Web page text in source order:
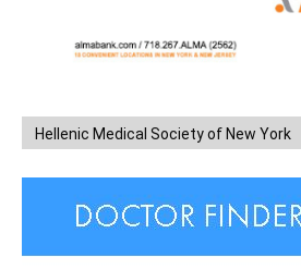
Hellenic Medical Society of New York